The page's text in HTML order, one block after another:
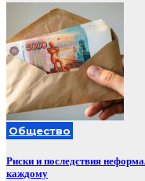
Общество
Риски и последствия
каждому